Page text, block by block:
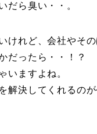
だら臭い・・。
けれど、会社やその
だったら・・！？
いますよね。
解決してくれるの